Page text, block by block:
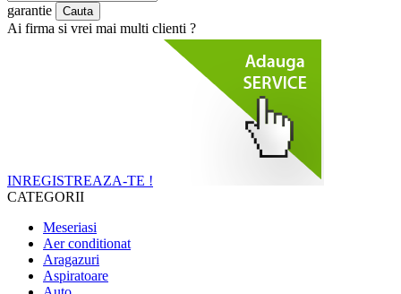
garantie
Ai firma si vrei mai multi clienti ?
INREGISTREAZA-TE !
CATEGORII
Meseriasi
Aer conditionat
Aragazuri
Aspiratoare